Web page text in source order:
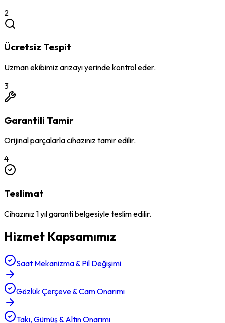
2
Ücretsiz Tespit
Uzman ekibimiz arızayı yerinde kontrol eder.
3
Garantili Tamir
Orijinal parçalarla cihazınız tamir edilir.
4
Teslimat
Cihazınız 1 yıl garanti belgesiyle teslim edilir.
Hizmet Kapsamımız
Saat Mekanizma & Pil Değişimi
Gözlük Çerçeve & Cam Onarımı
Takı, Gümüş & Altın Onarımı